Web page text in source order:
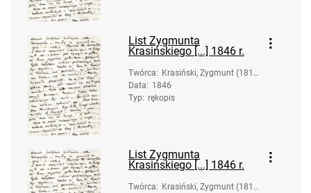
List Zygmunta
Krasińskiego [...] 1846 r.
Twórca: Krasiński, Zygmunt (1812
-1859)
Data: 1846
Typ: rękopis
List Zygmunta
Krasińskiego [...] 1846 r.
Twórca: Krasiński, Zygmunt (1812